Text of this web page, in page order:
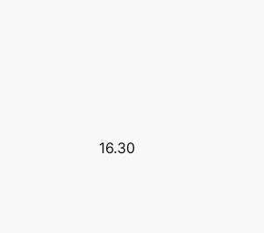
16.30